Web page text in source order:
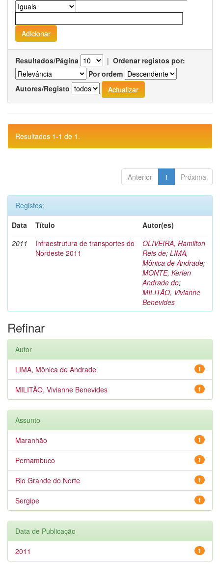
Resultados/Página | Ordenar registos por:
Por ordem
Autores/Registo
Resultados 1-1 de 1.
Anterior 1 Próxima
Registos:
Data
Título
Autor(es)
2011
Infraestrutura de transportes do
Nordeste 2011
OLIVEIRA, Hamilton
Reis de; LIMA,
Mônica de Andrade;
MONTE, Kerlen
Andrade do;
MILITÃO, Vivianne
Benevides
Refinar
Autor
1
LIMA, Mônica de Andrade
1
MILITÃO, Vivianne Benevides
Assunto
1
Maranhão
1
Pernambuco
1
Rio Grande do Norte
1
Sergipe
Data de Publicação
1
2011